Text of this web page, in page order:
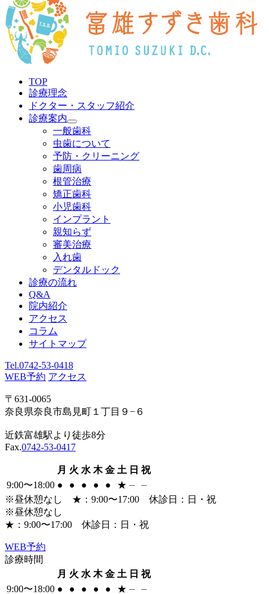
TOP
診療理念
ドクター・スタッフ紹介
診療案内
一般歯科
虫歯について
予防・クリーニング
歯周病
根管治療
矯正歯科
小児歯科
インプラント
親知らず
審美治療
入れ歯
デンタルドック
診療の流れ
Q&A
院内紹介
アクセス
コラム
サイトマップ
Tel.0742-53-0418
WEB予約 アクセス
〒631-0065
奈良県奈良市島見町１丁目９−６
近鉄富雄駅より徒歩8分
Fax.0742-53-0417
月 火 水 木 金 土 日 祝
9:00〜18:00 ● ● ● ● ● ★ ⏤ ⏤
※昼休憩なし ★ ：9:00〜17:00 休診日：日・祝
※昼休憩なし
★ ：9:00〜17:00 休診日：日・祝
WEB予約
診療時間
月 火 水 木 金 土 日 祝
9:00〜18:00 ● ● ● ● ● ★ ⏤ ⏤